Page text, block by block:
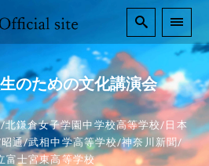
のための文化講演会
/北鎌倉女子学園中学校高等学校 / 日本
昭通/武相中学高等学校/神奈川新聞/
富士宮東高等学校